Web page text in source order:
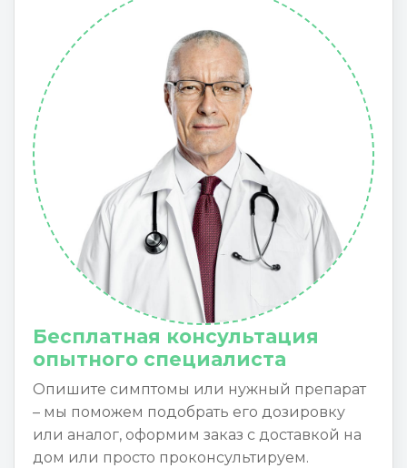
Бесплатная консультация
опытного специалиста
Опишите симптомы или нужный препарат
– мы поможем подобрать его дозировку
или аналог, оформим заказ с доставкой на
дом или просто проконсультируем.